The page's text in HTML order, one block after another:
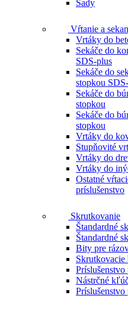
Sady
Vŕtanie a
Vrtáky do
Sekáče do
SDS-plus
Sekáče do
stopkou
Sekáče do
stopkou
Sekáče do
stopkou
Vrtáky do
Stupňovité
Vrtáky do
Vrtáky do
Ostatné
príslušenstvo
Skrutkovanie
Štandardné
Štandardné
Bity pre
Nástrčné